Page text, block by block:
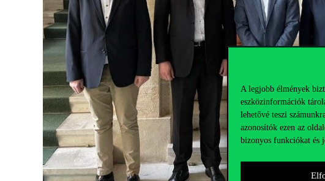
A legjobb élmények
eszközinformációk
lehetővé teszi
azonosítók ezen az
bizonyos funkciókat és